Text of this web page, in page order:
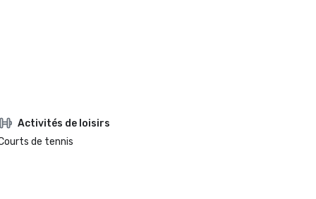
Activités de loisirs
de tennis